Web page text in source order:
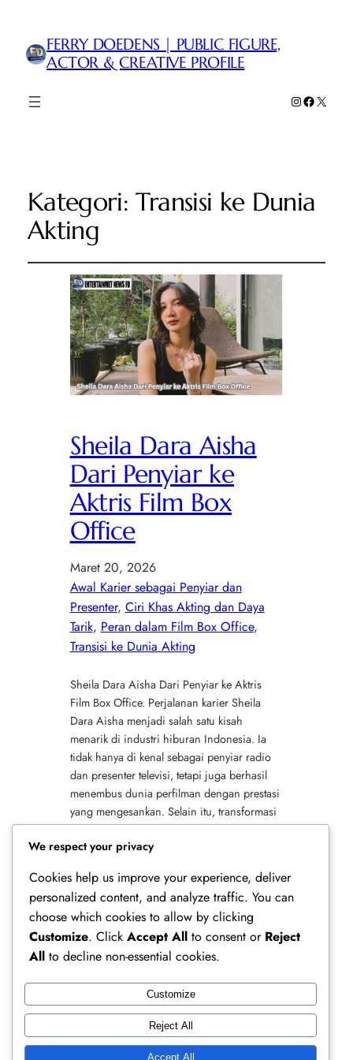
FERRY DOEDENS | PUBLIC FIGURE,
ACTOR & CREATIVE PROFILE
Instagram
Facebook
X
Kategori:Transisi ke Dunia
Akting
Sheila Dara Aisha
Dari Penyiar ke
Aktris Film Box
Office
Maret 20, 2026
Awal Karier sebagai Penyiar dan
Presenter, Ciri Khas Akting dan Daya
Tarik, Peran dalam Film Box Office
Transisi ke Dunia Akting
Sheila Dara Aisha Dari Penyiar ke Aktris
Film Box Office. Perjalanan karier Sheila
Dara Aisha menjadi salah satu kisah
menarik di industri hiburan Indonesia. Ia
tidak hanya di kenal sebagai penyiar radio
dan presenter televisi, tetapi juga berhasil
menembus dunia perfilman dengan prestasi
yang mengesankan. Selain itu, transformasi
ini menunjukkan bahwa kerja keras dan
konsistensi…
Ferry Doedens | Public Figure, Actor & Creative
Profile
We respect your privacy
Cookies help us improve your experience, deliver
personalized content, and analyze traffic. You can
choose which cookies to allow by clicking
Customize. Click Accept All to consent or Reject
All to decline non-essential cookies.
Customize
Reject All
Accept All